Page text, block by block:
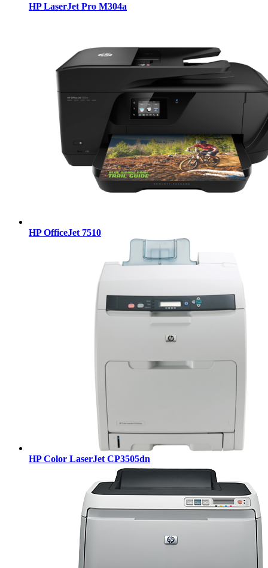
HP LaserJet Pro M304a
HP OfficeJet 7510
HP Color LaserJet CP3505dn